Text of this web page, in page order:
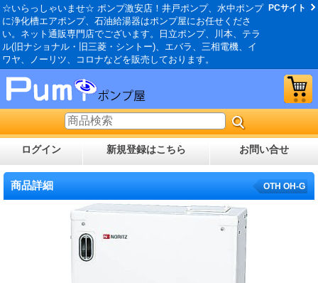
☆いらっしゃいませ☆ ポンプ激安店！井戸ポンプ、水中ポンプ
に浄化槽エアポンプ、石油給湯器はポンプ屋にお任せくださ
い。ネット通販専門店でございます。日立ポンプ、川本、テラ
ル(旧ナショナル・旧三菱・シントー)、エバラ、三相電機、イ
ワヤ、ノーリツ、コロナなどを販売しております。
PCサイト
ログイン 新規登録はこちら お問い合せ
商品詳細 OTH OH-G